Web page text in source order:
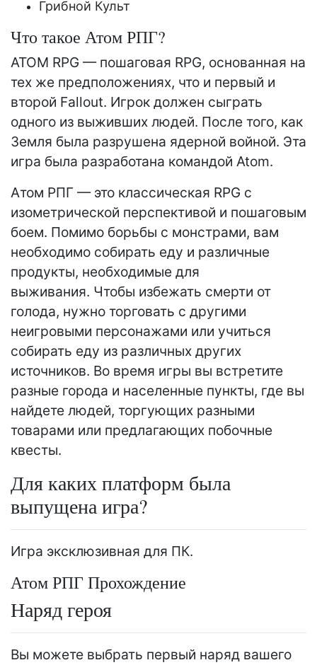
Грибной Культ
Что такое Атом РПГ?
ATOM RPG — пошаговая RPG, основанная на
тех же предположениях, что и первый и
второй Fallout. Игрок должен сыграть
одного из выживших людей. После того, как
Земля была разрушена ядерной войной. Эта
игра была разработана командой Atom.
Атом РПГ — это классическая RPG с
изометрической перспективой и пошаговым
боем. Помимо борьбы с монстрами, вам
необходимо собирать еду и различные
продукты, необходимые для
выживания. Чтобы избежать смерти от
голода, нужно торговать с другими
неигровыми персонажами или учиться
собирать еду из различных других
источников. Во время игры вы встретите
разные города и населенные пункты, где вы
найдете людей, торгующих разными
товарами или предлагающих побочные
квесты.
Для каких платформ была
выпущена игра?
Игра эксклюзивная для ПК.
Атом РПГ Прохождение
Наряд героя
Вы можете выбрать первый наряд вашего